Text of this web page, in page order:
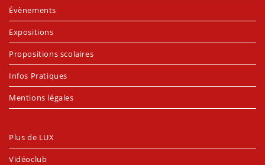
Évènements
Expositions
Propositions scolaires
Infos Pratiques
Mentions légales
Plus de LUX
Vidéoclub